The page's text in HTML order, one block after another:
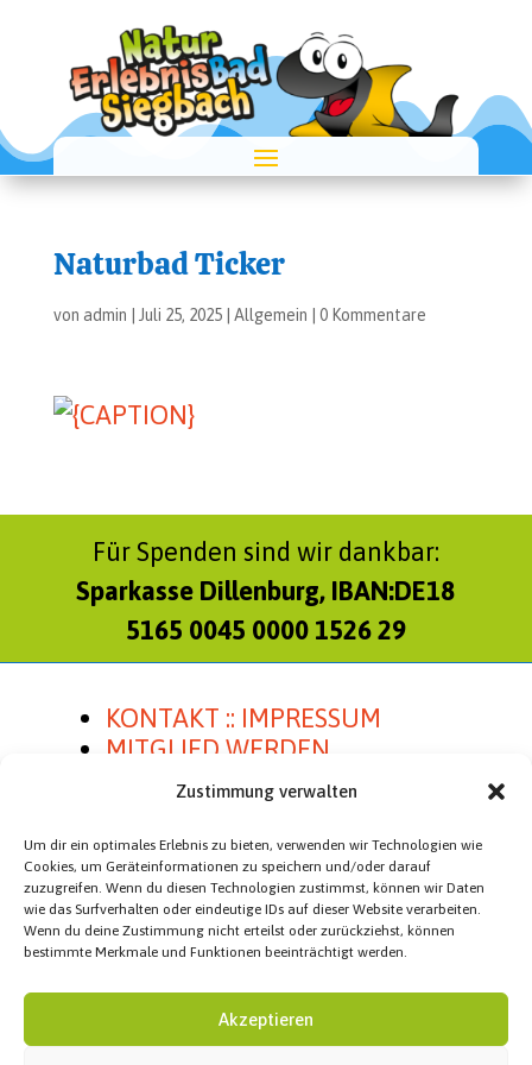
Zustimmung verwalten
Um dir ein optimales Erlebnis zu bieten, verwenden wir Technologien wie
Cookies, um Geräteinformationen zu speichern und/oder darauf
zuzugreifen. Wenn du diesen Technologien zustimmst, können wir Daten
wie das Surfverhalten oder eindeutige IDs auf dieser Website verarbeiten.
Wenn du deine Zustimmung nicht erteilst oder zurückziehst, können
bestimmte Merkmale und Funktionen beeinträchtigt werden.
Akzeptieren
Natur­bad Ticker
von admin Juli 25, 2025| Allgemein 0 Kommentare
Für Spenden sind wir dankbar:
Sparkasse Dillenburg, IBAN:DE18
5165 0045 0000 1526 29
KONTAKT :: IMPRESSUM
MITGLIED WERDEN
SATZUNG
Homepage Besucher
Besucher heute:40
Besucher gesamt:100.630